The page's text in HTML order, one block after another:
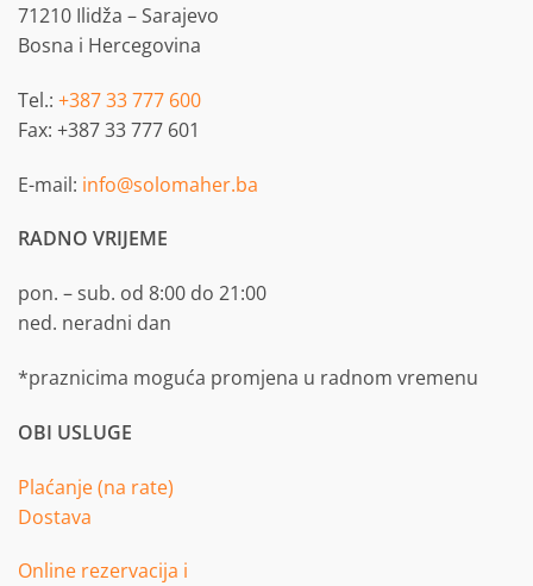
71210 Ilidža – Sarajevo
Bosna i Hercegovina
Tel.: +387 33 777 600
Fax: +387 33 777 601
E-mail: info@solomaher.ba
RADNO VRIJEME
pon. – sub. od 8:00 do 21:00
ned. neradni dan
*praznicima moguća promjena u radnom vremenu
OBI USLUGE
Plaćanje (na rate)
Dostava
Online rezervacija i